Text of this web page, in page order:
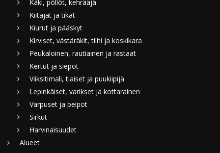
Käki, pöllöt, kehrääjä
Kiitäjät ja tikat
Kiurut ja pääskyt
Kirviset, västäräkit, tilhi ja koskikara
Peukaloinen, rautiainen ja rastaat
Kertut ja siepot
Viiksitimali, tiaiset ja puukiipijä
Lepinkäiset, varikset ja kottarainen
Varpuset ja peipot
Sirkut
Harvinaisuudet
Alueet